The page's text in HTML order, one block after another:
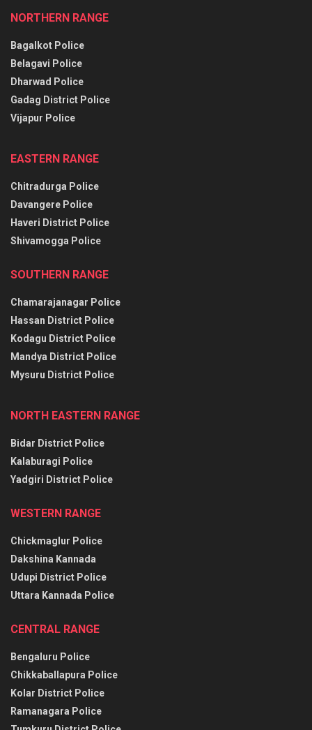
NORTHERN RANGE
Bagalkot Police
Belagavi Police
Dharwad Police
Gadag District Police
Vijapur Police
EASTERN RANGE
Chitradurga Police
Davangere Police
Haveri District Police
Shivamogga Police
SOUTHERN RANGE
Chamarajanagar Police
Hassan District Police
Kodagu District Police
Mandya District Police
Mysuru District Police
NORTH EASTERN RANGE
Bidar District Police
Kalaburagi Police
Yadgiri District Police
WESTERN RANGE
Chickmaglur Police
Dakshina Kannada
Udupi District Police
Uttara Kannada Police
CENTRAL RANGE
Bengaluru Police
Chikkaballapura Police
Kolar District Police
Ramanagara Police